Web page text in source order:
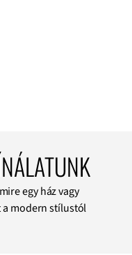
egy ház vagy
a modern stílustól